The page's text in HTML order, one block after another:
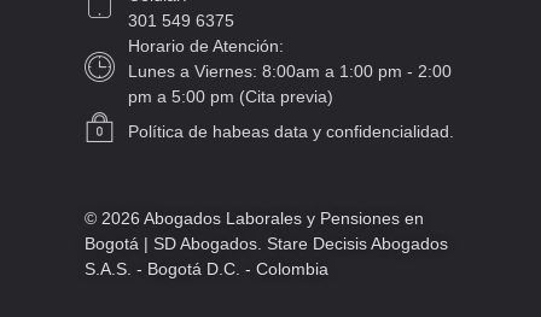
301 549 6375
Horario de Atención:
Lunes a Viernes: 8:00am a 1:00 pm - 2:00
pm a 5:00 pm (Cita previa)
Política de habeas data y confidencialidad.
© 2026 Abogados Laborales y Pensiones en
Bogotá | SD Abogados. Stare Decisis Abogados
S.A.S. - Bogotá D.C. - Colombia